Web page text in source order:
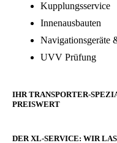
Kupplungsservice
Innenausbauten
Navigationsgeräte
UVV Prüfung
IHR TRANSPORTER-
PREISWERT
DER XL-SERVICE: WIR